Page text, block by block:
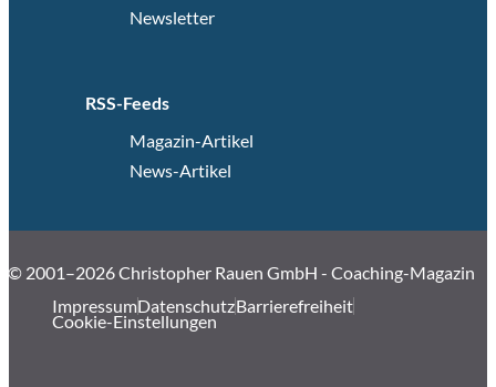
Newsletter
RSS-Feeds
Magazin-Artikel
News-Artikel
© 2001–2026 Christopher Rauen GmbH - Coaching-Magazin
ImpressumDatenschutzBarrierefreiheit
Cookie-Einstellungen